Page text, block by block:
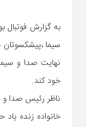
به گزارش فوتبال
سیما
نهایت صدا و
خود کند.
ناظر رئیس صدا و
خانواده زنده